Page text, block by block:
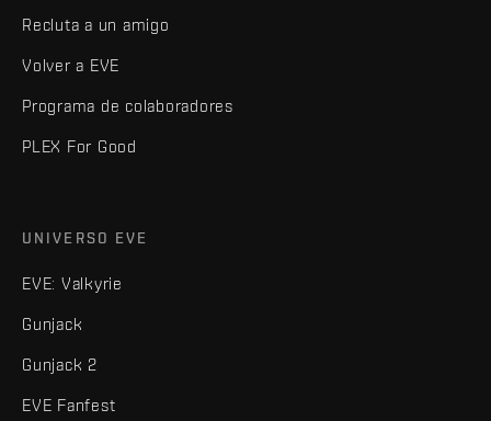
Recluta a un amigo
Volver a EVE
Programa de colaboradores
PLEX For Good
UNIVERSO EVE
EVE: Valkyrie
Gunjack
Gunjack 2
EVE Fanfest